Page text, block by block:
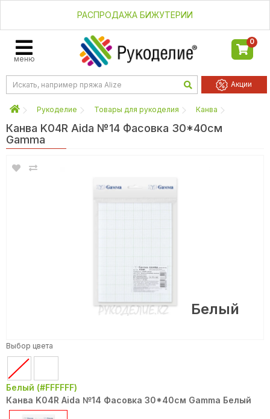
РАСПРОДАЖА БИЖУТЕРИИ
меню
0
Акции
Рукоделие Товары для рукоделия Канва
Канва K04R Aida №14 Фасовка 30*40см
Gamma
Белый
Выбор цвета
Белый (#FFFFFF)
Канва K04R Aida №14 Фасовка 30*40см Gamma Белый